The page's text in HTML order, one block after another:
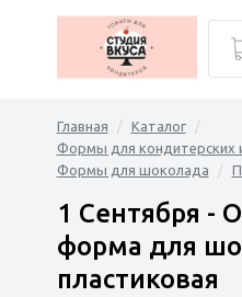
Главная
Каталог
Формы для кондитерских
Формы для шоколада
1 Сентября -
форма для
пластиковая